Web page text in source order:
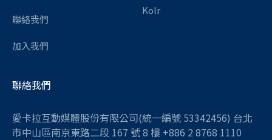
聯絡我們
加入我們
Kolr
聯絡我們
愛卡拉互動媒體股份有限公司(統一編號 53342456) 台北
市中山區南京東路二段 167 號 8 樓 +886 2 8768 1110